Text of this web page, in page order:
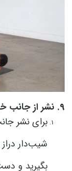
9. نشر از جانب خوابیده روی میز شیب دار
برای نشر
شیب‌دار
بگیرید و